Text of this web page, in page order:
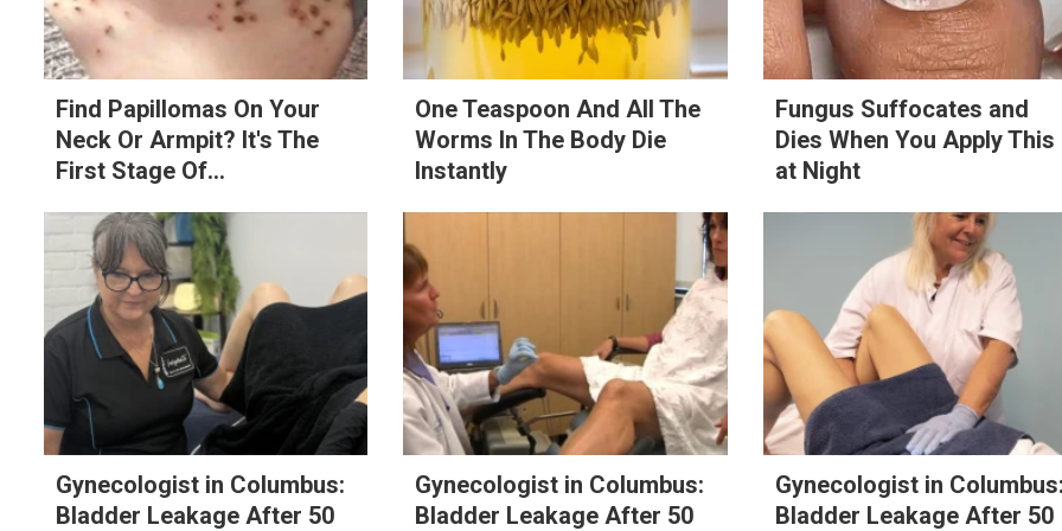
Find Papillomas On Your
Neck Or Armpit? It's The
First Stage Of...
One Teaspoon And All The
Worms In The Body Die
Instantly
Fungus Suffocates and
Dies When You Apply This
at Night
Gynecologist in Columbus:
Bladder Leakage After 50
Gynecologist in Columbus:
Bladder Leakage After 50
Gynecologist in
Bladder Leakage After 50